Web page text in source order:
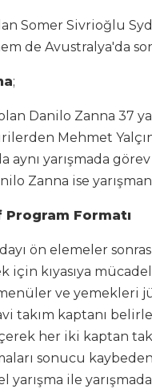
Somer Sivrioğlu
de Avustralya'da
;
Danilo Zanna 37
Mehmet
aynı yarışmada
Zanna ise
Formatı
ön elemeler
için kıyasıya
ve yemekleri
takım kaptanı
her iki kaptan
sonucu
yarışma ile